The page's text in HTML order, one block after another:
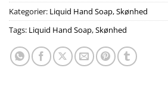
Kategorier: Liquid Hand Soap,Skønhed
Tags: Liquid Hand Soap,Skønhed